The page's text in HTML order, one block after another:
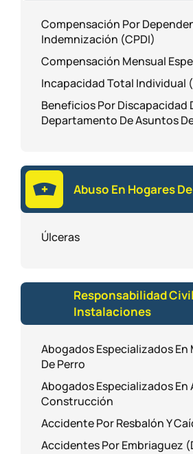
Compensación Por
Indemnización (CPDI)
Compensación Mensual
Incapacidad Total Individual
Beneficios Por Discapacidad
Departamento De Asuntos
Abuso En Hogares
Úlceras
Responsabilidad
Instalaciones
Abogados Especializados
De Perro
Abogados Especializados En
Construcción
Accidente Por Resbalón Y
Accidentes Por Embriaguez